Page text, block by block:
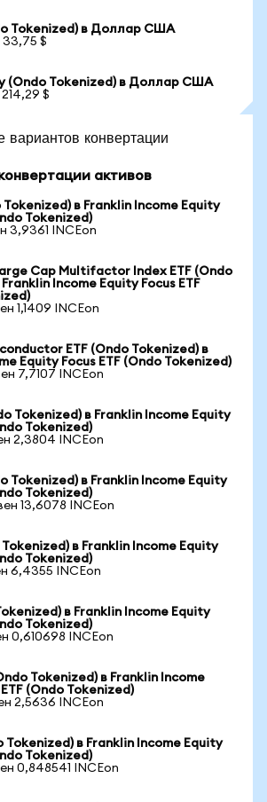
Tokenized) в Доллар США
33,75 $
(Ondo Tokenized) в Доллар США
$
вариантов конвертации
активов
в Franklin Income Equity
Tokenized)
3,9361 INCEon
Cap Multifactor Index ETF (Ondo
Income Equity Focus ETF
1,1409 INCEon
ETF (Ondo Tokenized) в
Equity Focus ETF (Ondo Tokenized)
7,7107 INCEon
Tokenized) в Franklin Income Equity
Tokenized)
2,3804 INCEon
Tokenized) в Franklin Income Equity
Tokenized)
13,6078 INCEon
в Franklin Income Equity
Tokenized)
6,4355 INCEon
в Franklin Income Equity
Tokenized)
0,610698 INCEon
Tokenized) в Franklin Income
(Ondo Tokenized)
2,5636 INCEon
Tokenized) в Franklin Income Equity
Tokenized)
0,848541 INCEon